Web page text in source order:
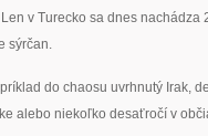
v Turecko sa dnes nachádza
sýrčan.
do chaosu uvrhnutý Irak,
alebo niekoľko desaťročí v